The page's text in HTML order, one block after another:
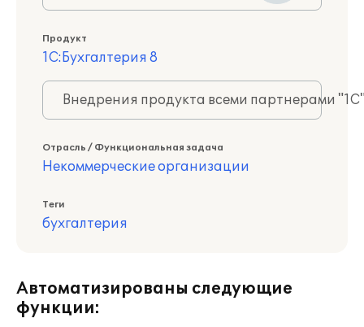
Продукт
1С:Бухгалтерия 8
Внедрения продукта всеми партнерами
Отрасль / Функциональная задача
Некоммерческие организации
Теги
бухгалтерия
Автоматизированы следующие
функции: